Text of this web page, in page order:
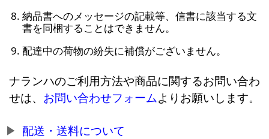
納品書へのメッセージの記載等、信書に該当する文
書を同梱することはできません。
配達中の荷物の紛失に補償がございません。
ナランハのご利用方法や商品に関するお問い合わ
せは、 お問い合わせフォームよりお願いします。
配送・送料について